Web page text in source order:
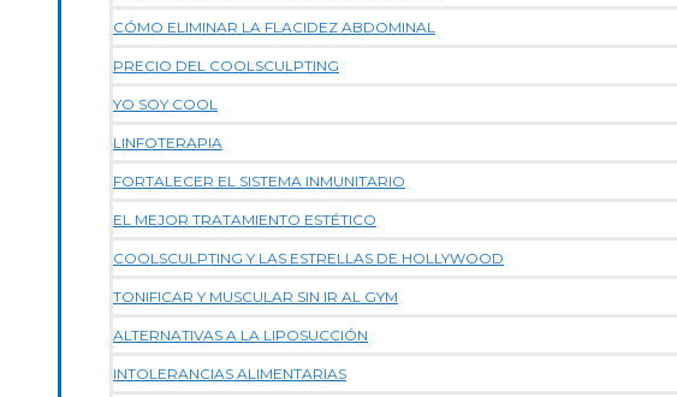
CÓMO ELIMINAR LA FLACIDEZ ABDOMINAL
PRECIO DEL COOLSCULPTING
YO SOY COOL
LINFOTERAPIA
FORTALECER EL SISTEMA INMUNITARIO
EL MEJOR TRATAMIENTO ESTÉTICO
COOLSCULPTING Y LAS ESTRELLAS DE HOLLYWOOD
TONIFICAR Y MUSCULAR SIN IR AL GYM
ALTERNATIVAS A LA LIPOSUCCIÓN
INTOLERANCIAS ALIMENTARIAS